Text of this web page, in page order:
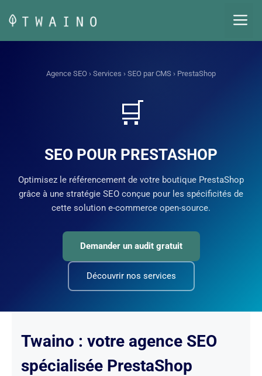
au
contenu
Agence SEO › Services › SEO par CMS › PrestaShop
🛒
SEO POUR PRESTASHOP
Optimisez le référencement de votre boutique PrestaShop
grâce à une stratégie SEO conçue pour les spécificités de
cette solution e-commerce open-source.
Demander un audit gratuit
Découvrir nos services
Twaino : votre agence SEO
spécialisée PrestaShop